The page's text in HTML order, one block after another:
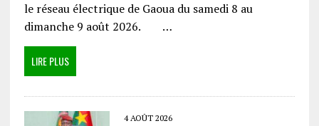
le réseau électrique de Gaoua du samedi 8 au
dimanche 9 août 2026. …
LIRE PLUS
4 AOÛT 2026